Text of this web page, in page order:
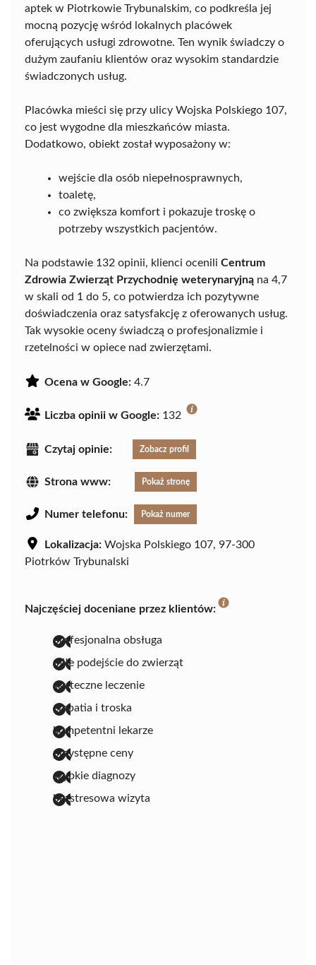
aptek w Piotrkowie Trybunalskim, co podkreśla jej
mocną pozycję wśród lokalnych placówek
oferujących usługi zdrowotne. Ten wynik świadczy o
dużym zaufaniu klientów oraz wysokim standardzie
świadczonych usług.
Placówka mieści się przy ulicy Wojska Polskiego 107,
co jest wygodne dla mieszkańców miasta.
Dodatkowo, obiekt został wyposażony w:
wejście dla osób niepełnosprawnych,
toaletę,
co zwiększa komfort i pokazuje troskę o
potrzeby wszystkich pacjentów.
Na podstawie 132 opinii, klienci ocenili Centrum
Zdrowia Zwierząt Przychodnię weterynaryjną na 4,7
w skali od 1 do 5, co potwierdza ich pozytywne
doświadczenia oraz satysfakcję z oferowanych usług.
Tak wysokie oceny świadczą o profesjonalizmie i
rzetelności w opiece nad zwierzętami.
Ocena w Google: 4.7
Liczba opinii w Google: 132
Czytaj opinie: Zobacz profil
Strona www: Pokaż stronę
Numer telefonu: Pokaż numer
Lokalizacja: Wojska Polskiego 107, 97-300
Piotrków Trybunalski
Najczęściej doceniane przez klientów:
profesjonalna obsługa
miłe podejście do zwierząt
skuteczne leczenie
empatia i troska
kompetentni lekarze
przystępne ceny
szybkie diagnozy
bezstresowa wizyta